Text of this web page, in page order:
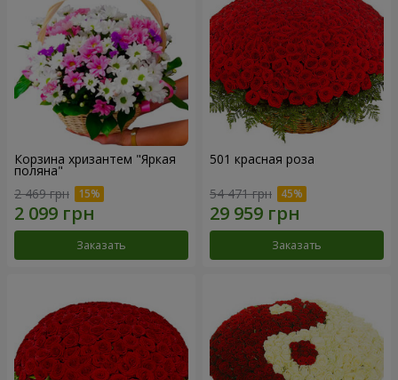
Корзина хризантем "Яркая
поляна"
2 469 грн
Заказать
501 красная роза
54 471 грн
Заказать